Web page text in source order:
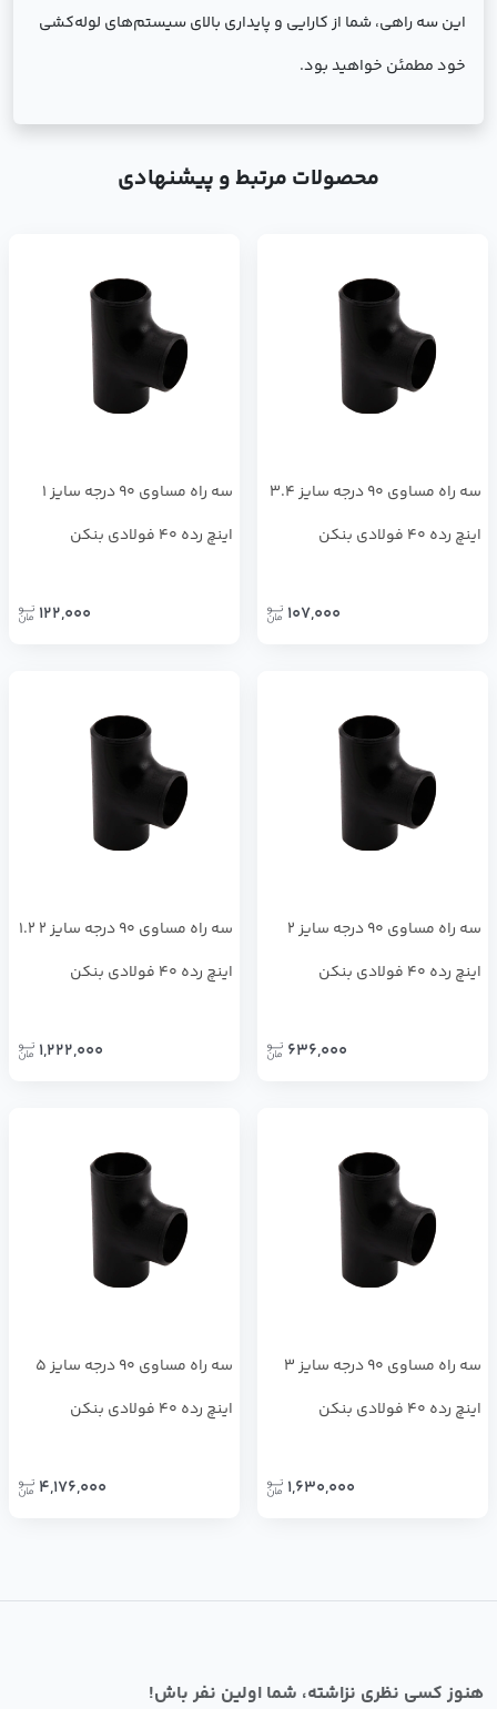
این سه راهی، شما از کارایی و پایداری بالای سیستم‌های لوله‌کشی
خود مطمئن خواهید بود.
محصولات مرتبط و پیشنهادی
سه راه مساوی 90 درجه سایز 3.4
اینچ رده 40 فولادی بنکن
107,000
سه راه مساوی 90 درجه سایز 1
اینچ رده 40 فولادی بنکن
122,000
سه راه مساوی 90 درجه سایز 2
اینچ رده 40 فولادی بنکن
636,000
سه راه مساوی 90 درجه سایز 2 1.2
اینچ رده 40 فولادی بنکن
1,222,000
سه راه مساوی 90 درجه سایز 3
اینچ رده 40 فولادی بنکن
1,630,000
سه راه مساوی 90 درجه سایز 5
اینچ رده 40 فولادی بنکن
4,176,000
هنوز کسی نظری نزاشته، شما اولین نفر باش!